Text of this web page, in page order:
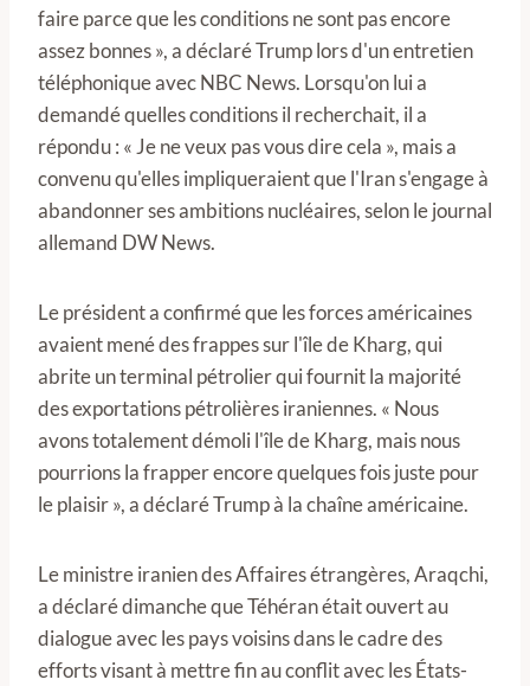
faire parce que les conditions ne sont pas encore
assez bonnes », a déclaré Trump lors d'un entretien
téléphonique avec NBC News. Lorsqu'on lui a
demandé quelles conditions il recherchait, il a
répondu : « Je ne veux pas vous dire cela », mais a
convenu qu'elles impliqueraient que l'Iran s'engage à
abandonner ses ambitions nucléaires, selon le journal
allemand DW News.
Le président a confirmé que les forces américaines
avaient mené des frappes sur l'île de Kharg, qui
abrite un terminal pétrolier qui fournit la majorité
des exportations pétrolières iraniennes. « Nous
avons totalement démoli l'île de Kharg, mais nous
pourrions la frapper encore quelques fois juste pour
le plaisir », a déclaré Trump à la chaîne américaine.
Le ministre iranien des Affaires étrangères, Araqchi,
a déclaré dimanche que Téhéran était ouvert au
dialogue avec les pays voisins dans le cadre des
efforts visant à mettre fin au conflit avec les États-